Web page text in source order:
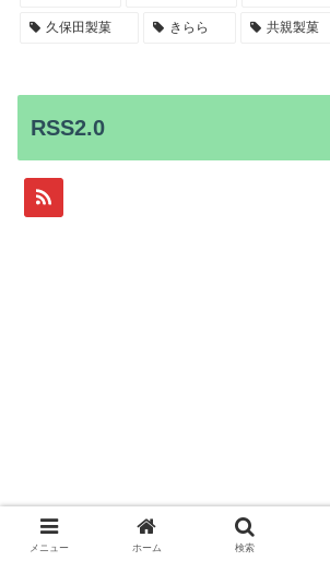
久保田製菓 きらら 共親製菓
RSS2.0
メニュー ホーム 検索